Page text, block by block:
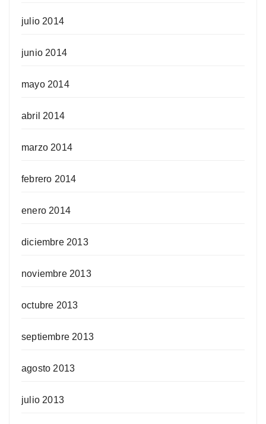
julio 2014
junio 2014
mayo 2014
abril 2014
marzo 2014
febrero 2014
enero 2014
diciembre 2013
noviembre 2013
octubre 2013
septiembre 2013
agosto 2013
julio 2013